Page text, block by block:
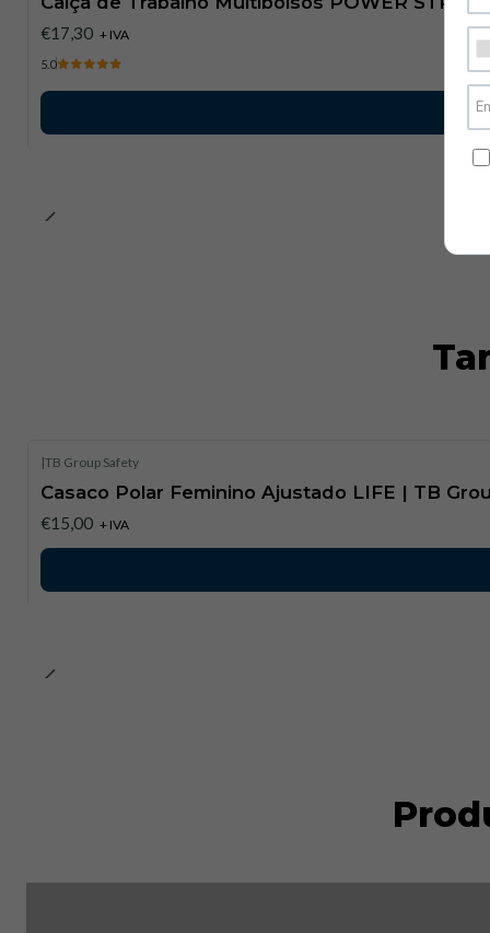
€17,30 + IVA
5.0
|TB Group Safety
Casaco Polar Feminino Ajustado LIFE | TB
€15,00 + IVA